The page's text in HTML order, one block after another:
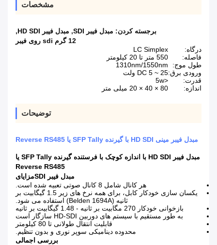
مشخصات
برجسته کردن: مبدل فیبر SDI , مبدل فیبر HD SDI
,
12 گرم sdi روی فیبر
درگاه:
LC Simplex
فاصله:
550 متر تا 20 کیلومتر
طول موج:
1310nm/1550nm
ورودی برق:DC 5 ~ 25 ولت
قدرت:
<5w
اندازه:
80 × 40 × 20 میلی متر
توضیحات
مبدل فیبر مینی HD SDI با گیرنده SFP Tally یا Reverse RS485
مبدل فیبر HD SDI با اندازه کوچک با فرستنده گیرنده SFP Tally یا
Reverse RS485
مبدل فیبر SDI
مزایای
هر کانال شامل 8 کانال صوتی تعبیه شده است.
یکسان سازی خودکار کابل، برای همه نرخ های زیر 1.5 گیگابیت بر
ثانیه (Belden 1694A) استفاده می شود.
بازخوانی خودکار 270 مگابیت بر ثانیه - 1.48 گیگابیت بر ثانیه
به طور مستقیم با سیستم های دوربین HD-SDI سازگار است
قابلیت انتقال طولانی تا 80 کیلومتر
محدوده دینامیکی سوپر نوری و بدون تنظیم.
بررسی اجمالی